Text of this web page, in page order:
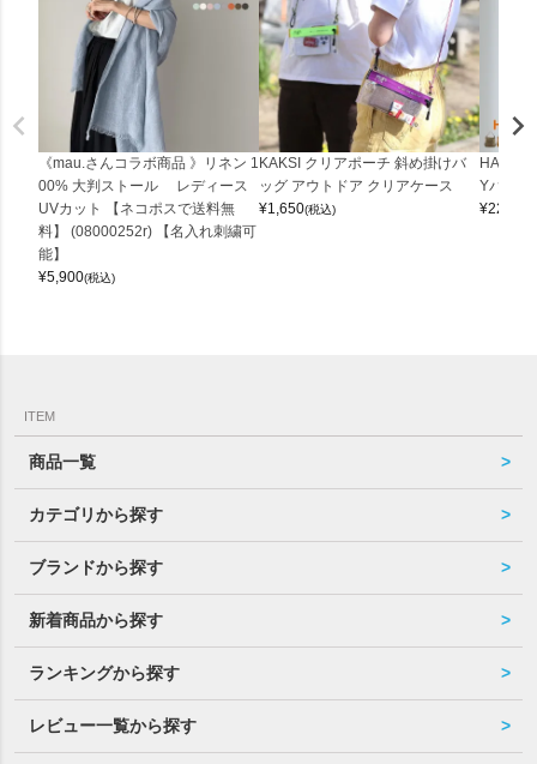
《mau.さんコラボ商品 》リネン 1
00% 大判ストール レディース
UVカット 【ネコポスで送料無
料】 (08000252r) 【名入れ刺繍可
能】
¥5,900(税込)
KAKSI クリアポーチ 斜め掛けバ
ッグ アウトドア クリアケース
¥1,650(税込)
Yバッグ
¥22,000
ITEM
商品一覧
カテゴリから探す
ブランドから探す
新着商品から探す
ランキングから探す
レビュー一覧から探す